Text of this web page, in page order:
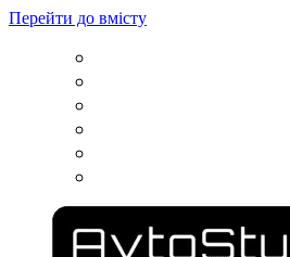
Перейти до вмісту